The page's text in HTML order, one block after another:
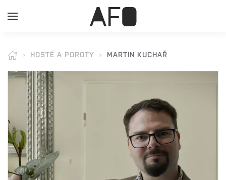
HOSTÉ A POROTY MARTIN KUCHAŘ